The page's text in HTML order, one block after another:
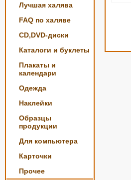
Лучшая халява
FAQ по халяве
CD,DVD-диски
Каталоги и буклеты
Плакаты и
календари
Одежда
Наклейки
Образцы
продукции
Для компьютера
Карточки
Прочее